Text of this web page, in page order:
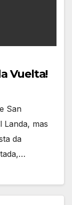
Vuelta!
San
Landa, mas
da